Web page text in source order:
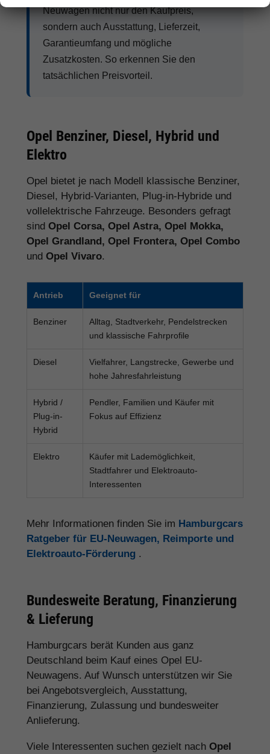
Neuwagen nicht nur den Kaufpreis,
sondern auch Ausstattung, Lieferzeit,
Garantieumfang und mögliche
Zusatzkosten. So erkennen Sie den
tatsächlichen Preisvorteil.
Opel Benziner, Diesel, Hybrid und
Elektro
Opel bietet je nach Modell klassische Benziner,
Diesel, Hybrid-Varianten, Plug-in-Hybride und
vollelektrische Fahrzeuge. Besonders gefragt
sind Opel Corsa, Opel Astra, Opel Mokka,
Opel Grandland, Opel Frontera, Opel Combo
und Opel Vivaro.
Antrieb Geeignet für
Benziner
Alltag, Stadtverkehr, Pendelstrecken
und klassische Fahrprofile
Diesel
Vielfahrer, Langstrecke, Gewerbe und
hohe Jahresfahrleistung
Hybrid /
Plug-in-
Hybrid
Pendler, Familien und Käufer mit
Fokus auf Effizienz
Elektro
Käufer mit Lademöglichkeit,
Stadtfahrer und Elektroauto-
Interessenten
Mehr Informationen finden Sie im Hamburgcars
Ratgeber für EU-Neuwagen, Reimporte und
Elektroauto-Förderung .
Bundesweite Beratung, Finanzierung
& Lieferung
Hamburgcars berät Kunden aus ganz
Deutschland beim Kauf eines Opel EU-
Neuwagens. Auf Wunsch unterstützen wir Sie
bei Angebotsvergleich, Ausstattung,
Finanzierung, Zulassung und bundesweiter
Anlieferung.
Viele Interessenten suchen gezielt nach Opel